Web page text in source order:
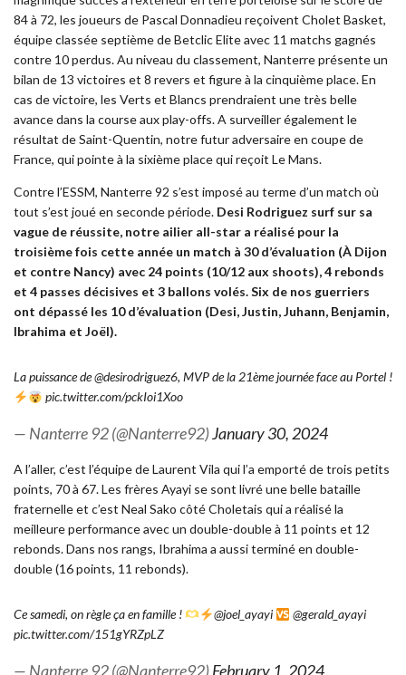
84 à 72, les joueurs de Pascal Donnadieu reçoivent Cholet Basket,
équipe classée septième de Betclic Elite avec 11 matchs gagnés
contre 10 perdus. Au niveau du classement, Nanterre présente un
bilan de 13 victoires et 8 revers et figure à la cinquième place. En
cas de victoire, les Verts et Blancs prendraient une très belle
avance dans la course aux play-offs. A surveiller également le
résultat de Saint-Quentin, notre futur adversaire en coupe de
France, qui pointe à la sixième place qui reçoit Le Mans.
Contre l’ESSM, Nanterre 92 s’est imposé au terme d’un match où
tout s’est joué en seconde période. Desi Rodriguez surf sur sa
vague de réussite, notre ailier all-star a réalisé pour la
troisième fois cette année un match à 30 d’évaluation (À Dijon
et contre Nancy) avec 24 points (10/12 aux shoots), 4 rebonds
et 4 passes décisives et 3 ballons volés. Six de nos guerriers
ont dépassé les 10 d’évaluation (Desi, Justin, Juhann, Benjamin,
Ibrahima et Joël).
La puissance de@desirodriguez6, MVP de la 21ème journée face au Portel !
pic.twitter.com/pckIoi1Xoo
— Nanterre 92 (@Nanterre92)January 30, 2024
A l’aller, c’est l’équipe de Laurent Vila qui l’a emporté de trois petits
points, 70 à 67. Les frères Ayayi se sont livré une belle bataille
fraternelle et c’est Neal Sako côté Choletais qui a réalisé la
meilleure performance avec un double-double à 11 points et 12
rebonds. Dans nos rangs, Ibrahima a aussi terminé en double-
double (16 points, 11 rebonds).
Ce samedi, on règle ça en famille ! @joel_ayayi
@gerald_ayayi
pic.twitter.com/151gYRZpLZ
— Nanterre 92 (@Nanterre92)February 1, 2024